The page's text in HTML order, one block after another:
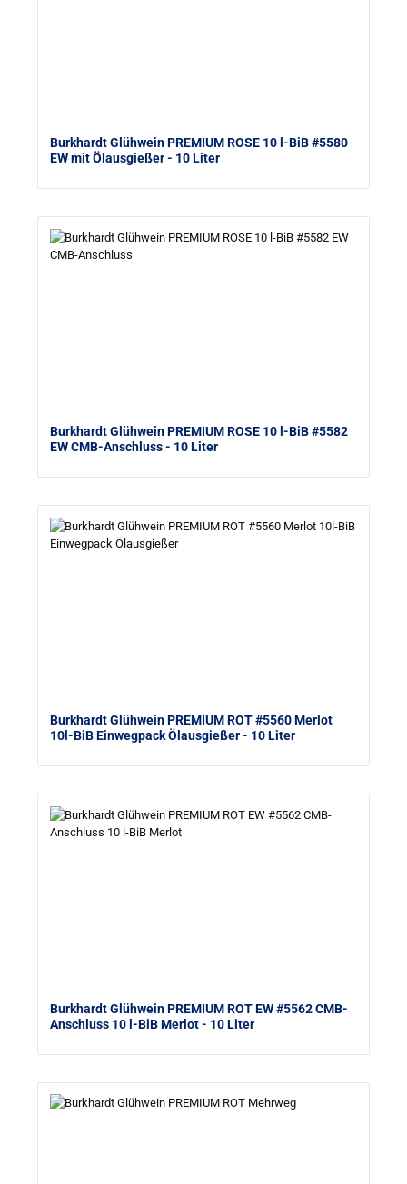
Burkhardt Glühwein PREMIUM ROSE 10 l-BiB #5580
EW mit Ölausgießer- 10 Liter
Burkhardt Glühwein PREMIUM ROSE 10 l-BiB #5582
EW CMB-Anschluss- 10 Liter
Burkhardt Glühwein PREMIUM ROT #5560 Merlot
10l-BiB Einwegpack Ölausgießer- 10 Liter
Burkhardt Glühwein PREMIUM ROT EW #5562 CMB-
Anschluss 10 l-BiB Merlot- 10 Liter